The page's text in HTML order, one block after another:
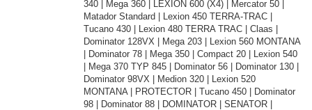
340 | Mega 360 | LEXION 600 (X4) | Mercator 50 |
Matador Standard | Lexion 450 TERRA-TRAC |
Tucano 430 | Lexion 480 TERRA TRAC | Claas |
Dominator 128VX | Mega 203 | Lexion 560 MONTANA
| Dominator 78 | Mega 350 | Compact 20 | Lexion 540
| Mega 370 TYP 845 | Dominator 56 | Dominator 130 |
Dominator 98VX | Medion 320 | Lexion 520
MONTANA | PROTECTOR | Tucano 450 | Dominator
98 | Dominator 88 | DOMINATOR | SENATOR |